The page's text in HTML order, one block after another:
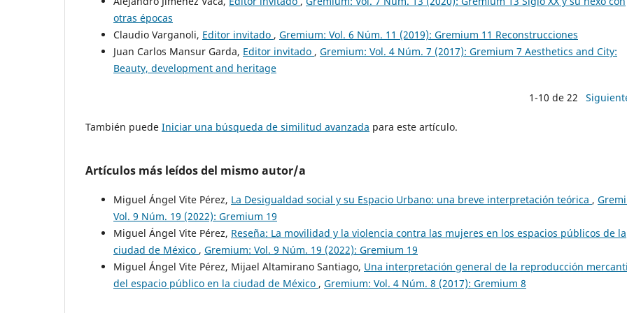
otras épocas
Claudio Varganoli, Editor invitado , Gremium: Vol. 6 Núm. 11 (2019): Gremium 11 Reconstrucciones
Juan Carlos Mansur Garda, Editor invitado , Gremium: Vol. 4 Núm. 7 (2017): Gremium 7 Aesthetics and City:
Beauty, development and heritage
1-10 de 22
También puede Iniciar una búsqueda de similitud avanzada para este artículo.
Artículos más leídos del mismo autor/a
Miguel Ángel Vite Pérez, La Desigualdad social y su Espacio Urbano: una breve interpretación teórica ,
Vol. 9 Núm. 19 (2022): Gremium 19
Miguel Ángel Vite Pérez, Reseña: La movilidad y la violencia contra las mujeres en los espacios públicos de la
ciudad de México , Gremium: Vol. 9 Núm. 19 (2022): Gremium 19
Miguel Ángel Vite Pérez, Mijael Altamirano Santiago, Una interpretación general de la reproducción
del espacio público en la ciudad de México , Gremium: Vol. 4 Núm. 8 (2017): Gremium 8